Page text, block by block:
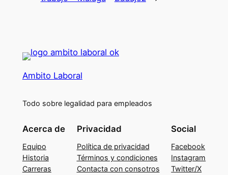
Ambito Laboral
Todo sobre legalidad para empleados
Acerca de
Equipo
Historia
Carreras
Privacidad
Política de privacidad
Términos y condiciones
Contacta con consotros
Social
Facebook
Instagram
Twitter/X